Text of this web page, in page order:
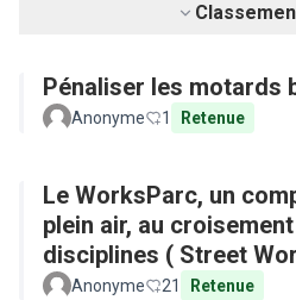
Pénaliser les motards
Anonyme 1 Retenue
Le WorksParc, un
plein air, au
disciplines ( Street
Parkour)
Anonyme 21 Retenue